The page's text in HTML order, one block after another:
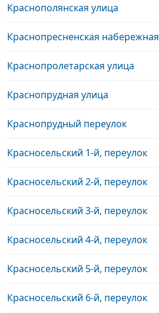
Краснополянская улица
Краснопресненская набережная
Краснопролетарская улица
Краснопрудная улица
Краснопрудный переулок
Красносельский 1-й, переулок
Красносельский 2-й, переулок
Красносельский 3-й, переулок
Красносельский 4-й, переулок
Красносельский 5-й, переулок
Красносельский 6-й, переулок